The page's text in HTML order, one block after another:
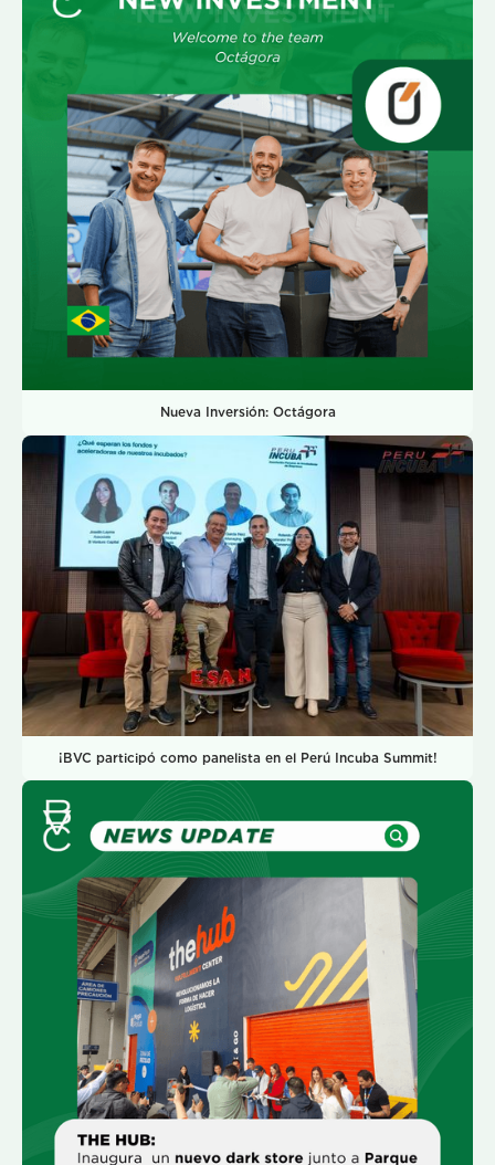
Nueva Inversión: Octágora
¡BVC participó como panelista en el Perú Incuba Summit!